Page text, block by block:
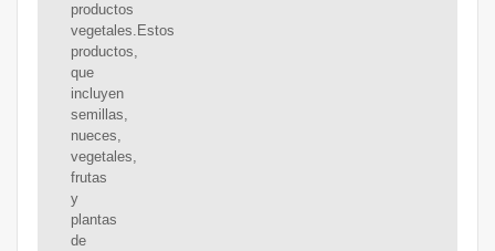
productos
vegetales.Estos
productos,
que
incluyen
semillas,
nueces,
vegetales,
frutas
y
plantas
de